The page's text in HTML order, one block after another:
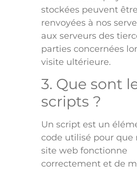
stockées peuvent être
renvoyées à nos
aux serveurs des
parties concernées
visite ultérieure.
3. Que sont
scripts ?
Un script est un
code utilisé pour que
site web fonctionne
correctement et de